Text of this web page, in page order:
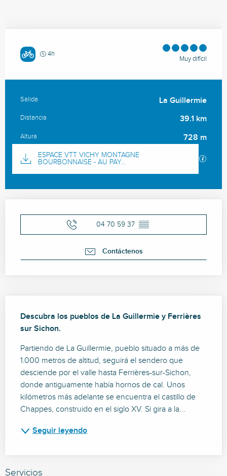
4h
Muy difícil
Información práctica
Salida La Guillermie
Distancia 39.1 km
Altura 728 m
Documentación
ESPACE VTT VICHY MONTAGNE
BOURBONNAISE - AU PAY...
Los
Horarios y datos de contacto
04 70 59 37 ▒▒
Contáctenos
Descubra los pueblos de La Guillermie y Ferrières
sur Sichon.
Partiendo de La Guillermie, pueblo situado a más de
1.000 metros de altitud, seguirá el sendero que
desciende por el valle hasta Ferrières-sur-Sichon,
donde antiguamente había hornos de cal. Unos
kilómetros más adelante se encuentra el castillo de
Chappes, construido en el siglo XV. Si gira a la...
Seguir leyendo
Servicios